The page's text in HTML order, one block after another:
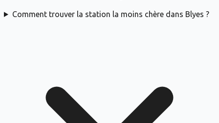
Comment trouver la station la moins chère dans Blyes ?